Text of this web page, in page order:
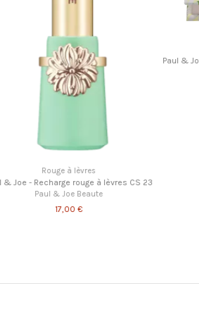
Rupture de stock
Shampoing - Après-Shampoing
Trio soin naturels capillaires HEKKA - Répare,
Nourrit et Protège Vos Cheveux
46,90 €51,70 €